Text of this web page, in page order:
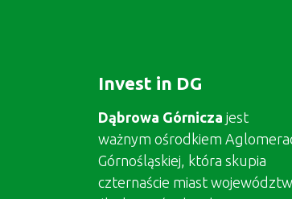
Invest in DG
Dąbrowa Górnicza jest
ważnym ośrodkiem
Górnośląskiej, która skupia
czternaście miast